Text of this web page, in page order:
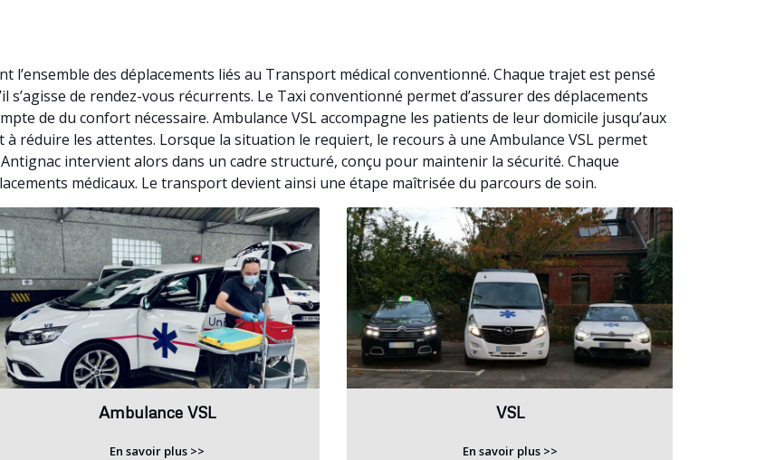
l’ensemble des déplacements liés au Transport médical conventionné. Chaque trajet est pensé
s’agisse de rendez-vous récurrents. Le Taxi conventionné permet d’assurer des déplacements
de du confort nécessaire. Ambulance VSL accompagne les patients de leur domicile jusqu’aux
réduire les attentes. Lorsque la situation le requiert, le recours à une Ambulance VSL permet
intervient alors dans un cadre structuré, conçu pour maintenir la sécurité. Chaque
médicaux. Le transport devient ainsi une étape maîtrisée du parcours de soin.
Ambulance VSL
En savoir plus >>
VSL
En savoir plus >>